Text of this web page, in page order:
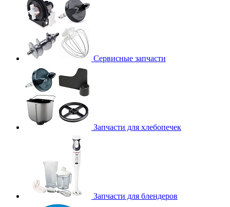
Сервисные запчасти
Запчасти для хлебопечек
Запчасти для блендеров